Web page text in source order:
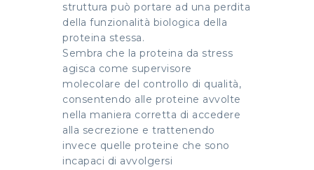
struttura può portare ad una perdita
della funzionalità biologica della
proteina stessa.
Sembra che la proteina da stress
agisca come supervisore
molecolare del controllo di qualità,
consentendo alle proteine avvolte
nella maniera corretta di accedere
alla secrezione e trattenendo
invece quelle proteine che sono
incapaci di avvolgersi